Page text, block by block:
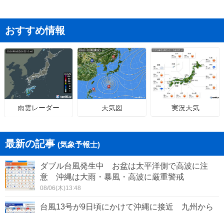
おすすめ情報
雨雲レーダー 天気図 実況天気
最新の記事 (気象予報士)
ダブル台風発生中 お盆は太平洋側で高波に注
意 沖縄は大雨・暴風・高波に厳重警戒
08/06(木)13:48
台風13号が9日頃にかけて沖縄に接近 九州から